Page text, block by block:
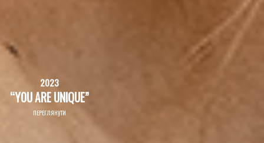
2023
“YOU ARE UNIQUE”
ПЕРЕГЛЯНУТИ